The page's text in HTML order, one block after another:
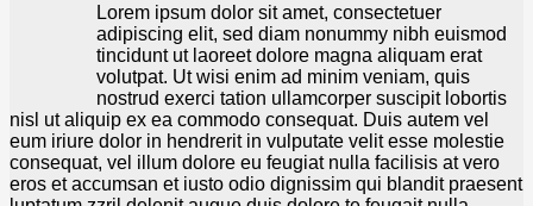
Lorem ipsum dolor sit amet, consectetuer
adipiscing elit, sed diam nonummy nibh euismod
tincidunt ut laoreet dolore magna aliquam erat
volutpat. Ut wisi enim ad minim veniam, quis
nostrud exerci tation ullamcorper suscipit lobortis
nisl ut aliquip ex ea commodo consequat. Duis autem vel
eum iriure dolor in hendrerit in vulputate velit esse molestie
consequat, vel illum dolore eu feugiat nulla facilisis at vero
eros et accumsan et iusto odio dignissim qui blandit praesent